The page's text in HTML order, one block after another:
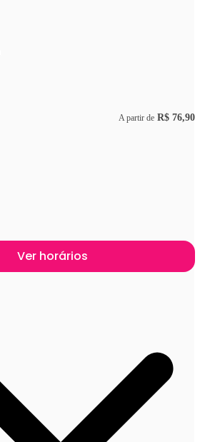
A partir de R$ 76,90
Ver horários